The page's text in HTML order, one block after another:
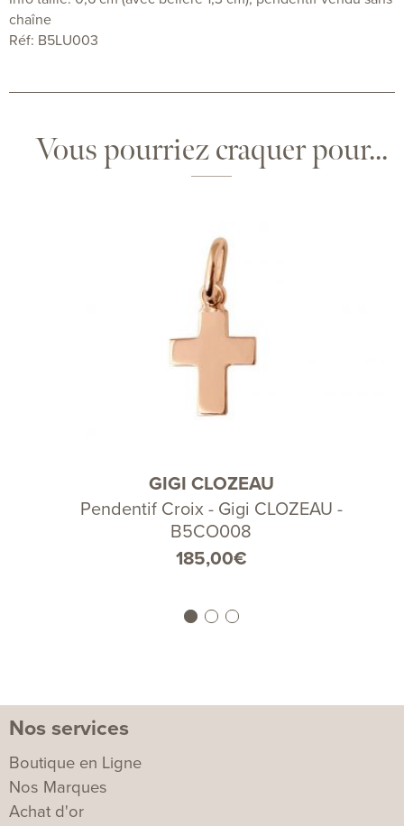
chaîne
Réf: B5LU003
Vous pourriez craquer pour...
GIGI CLOZEAU
Pendentif Croix - Gigi CLOZEAU -
B5CO008
185,00€
Nos services
Boutique en Ligne
Nos Marques
Achat d'or